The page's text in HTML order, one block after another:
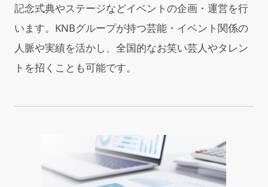
記念式典やステージなどイベントの企画・運営を行
います。KNBグループが持つ芸能・イベント関係の
人脈や実績を活かし、全国的なお笑い芸人やタレン
トを招くことも可能です。